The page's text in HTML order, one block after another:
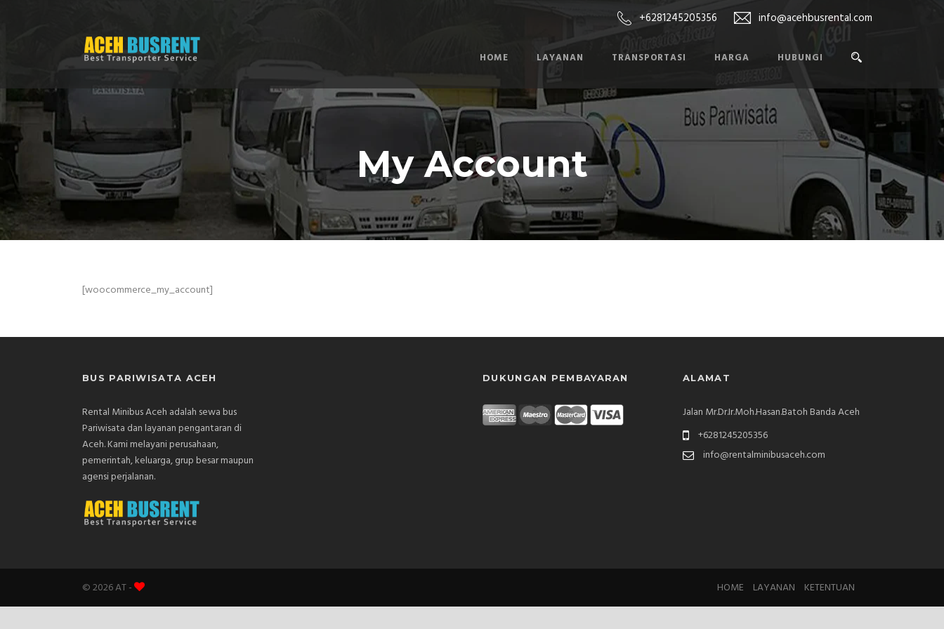
+6281245205356 info@acehbusrental.com
HOME LAYANAN TRANSPORTASI HARGA HUBUNGI
My Account
[woocommerce_my_account]
BUS PARIWISATA ACEH
Rental Minibus Aceh adalah sewa bus
Pariwisata dan layanan pengantaran di
Aceh. Kami melayani perusahaan,
pemerintah, keluarga, grup besar maupun
agensi perjalanan.
DUKUNGAN PEMBAYARAN ALAMAT
Jalan Mr.Dr.Ir.Moh.Hasan.Batoh Banda Aceh
+6281245205356
info@rentalminibusaceh.com
© 2026 AT - HOME LAYANAN KETENTUAN